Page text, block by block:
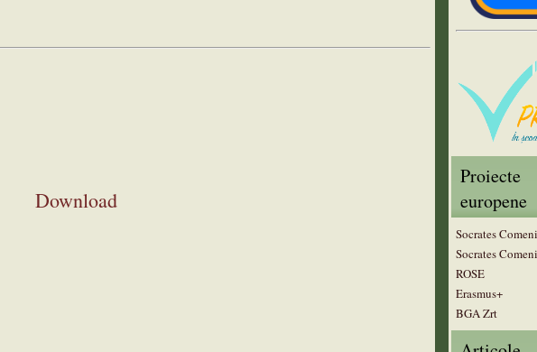
Download
Proiecte
europene
Socrates
Socrates
ROSE
Erasmus+
BGA Zrt